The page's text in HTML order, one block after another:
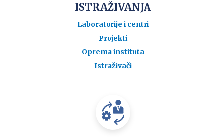
ISTRAŽIVANJA
Laboratorije i centri
Projekti
Oprema instituta
Istraživači